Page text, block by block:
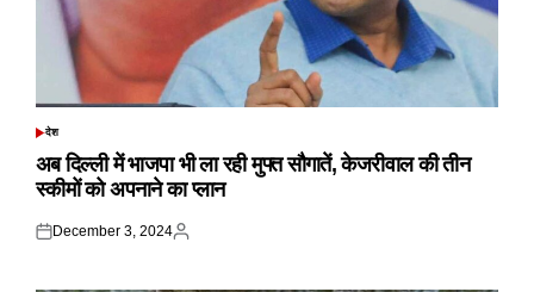
POSTED
देश
अब दिल्ली में भाजपा भी ला रही मुफ्त सौगातें, केजरीवाल की तीन
स्कीमों को अपनाने का प्लान
Posted
December 3, 2024
Posted